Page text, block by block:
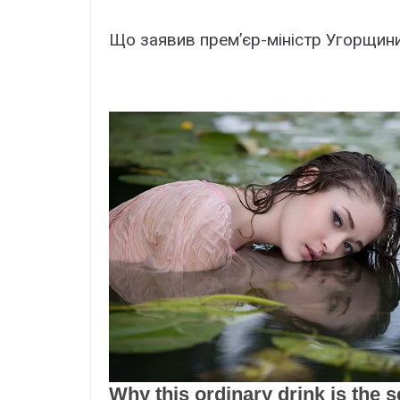
Що зaявив пpeм’єp-мініcтp